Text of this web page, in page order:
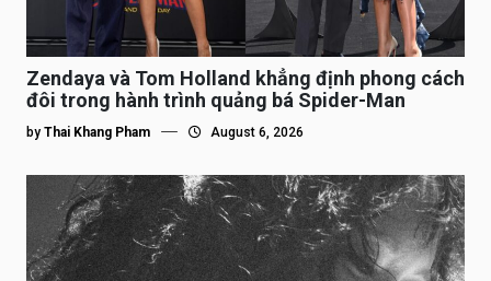
Zendaya và Tom Holland khẳng định phong cách
đôi trong hành trình quảng bá Spider-Man
by Thai Khang Pham August 6, 2026